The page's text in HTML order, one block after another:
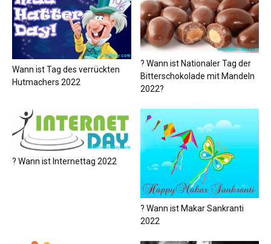
Wann ist Tag des verrückten
Hutmachers 2022
? Wann ist Nationaler Tag der
Bitterschokolade mit Mandeln
2022?
? Wann ist Internettag 2022
? Wann ist Makar Sankranti
2022